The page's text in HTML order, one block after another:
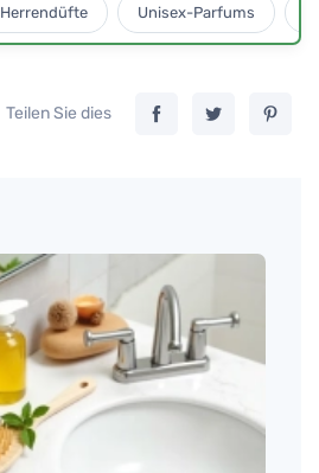
Herrendüfte Unisex-Parfums
Teilen Sie dies